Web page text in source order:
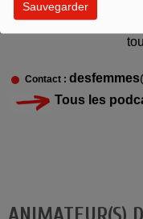
Sauvegarder
À chaque fois qu’une
Contact :
Tous les